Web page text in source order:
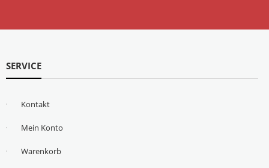
SERVICE
Kontakt
Mein Konto
Warenkorb